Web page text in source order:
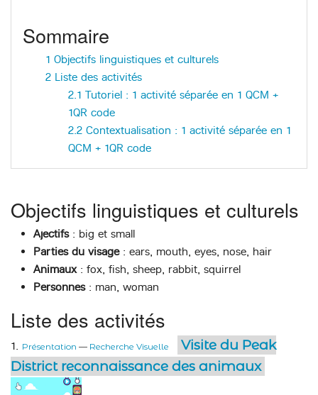
Sommaire
1 Objectifs linguistiques et culturels
2 Liste des activités
2.1 Tutoriel : 1 activité séparée en 1 QCM +
1QR code
2.2 Contextualisation : 1 activité séparée en 1
QCM + 1QR code
Objectifs linguistiques et culturels
Ajectifs: big et small
Parties du visage: ears, mouth, eyes, nose, hair
Animaux: fox, fish, sheep, rabbit, squirrel
Personnes: man, woman
Liste des activités
1. Présentation — Recherche Visuelle
Visite du Peak
District reconnaissance des animaux